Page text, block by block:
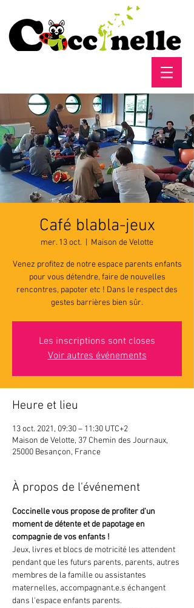
Café blabla-jeux
mer. 13 oct. Maison de Velotte
Venez profitez de notre espace parents enfants
pour vous détendre, faire de nouvelles
rencontres, papoter etc ! Dans le respect des
gestes barrières bien sûr.
Les inscriptions sont closes
Voir autres événements
Heure et lieu
13 oct. 2021, 09:30 – 11:30 UTC+2
Maison de Velotte, 37 Chemin des Journaux,
25000 Besançon, France
À propos de l'événement
Coccinelle vous propose de profiter d'un
moment de détente et de papotage en
compagnie de vos enfants !
Jeux, livres et blocs de motricité les attendent
pendant que les futurs parents, parents, autres
membres de la famille ou assistantes
maternelles, accompagnant.e.s échangent
dans l'espace enfants parents.